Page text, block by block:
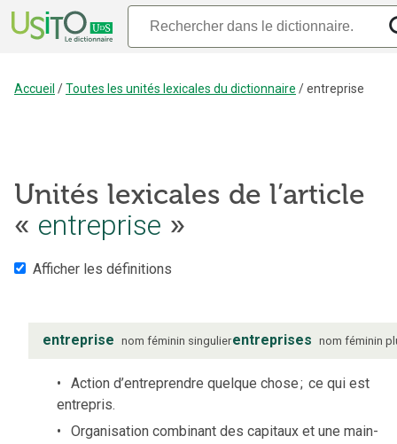
Accueil /Toutes les unités lexicales du dictionnaire /entreprise
Unités lexicales de l’article
« entreprise »
Afficher les définitions
entreprise nom féminin singulierentreprises nom féminin
Action d’entreprendre quelque chose; ce qui est
entrepris.
Organisation combinant des capitaux et une main-